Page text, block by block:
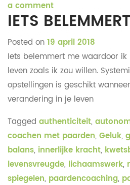
a comment
IETS
Posted on 19 april 2018
Iets belemmert me waardoor
leven zoals ik zou willen.
opstellingen is geschikt
verandering in je leven
Tagged authenticiteit,
coachen met paarden, Geluk,
balans, innerlijke kracht,
levensvreugde, lichaamswerk,
spiegelen, paardencoaching,